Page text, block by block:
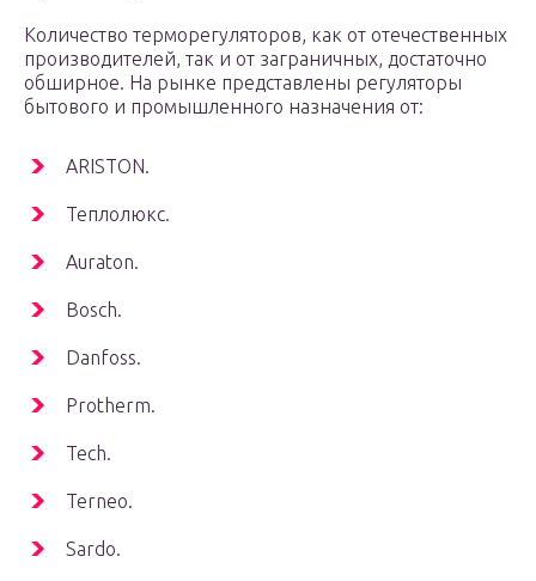
Количество терморегуляторов, как от отечественных
производителей, так и от заграничных, достаточно
обширное. На рынке представлены регуляторы
бытового и промышленного назначения от:
ARISTON.
Теплолюкс.
Auraton.
Bosch.
Danfoss.
Protherm.
Tech.
Terneo.
Sardo.